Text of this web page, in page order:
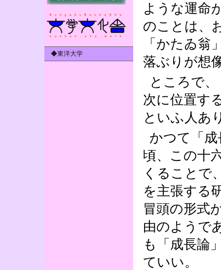
◆東洋大学
ような運命
のことは、
「かたゐ翁
落ぶりが想
ところで
次に位置す
といふ人あ
かつて「
頃、この十
くることで
を主張する
冒頭の形式
由のようで
も「成長論
ていい。